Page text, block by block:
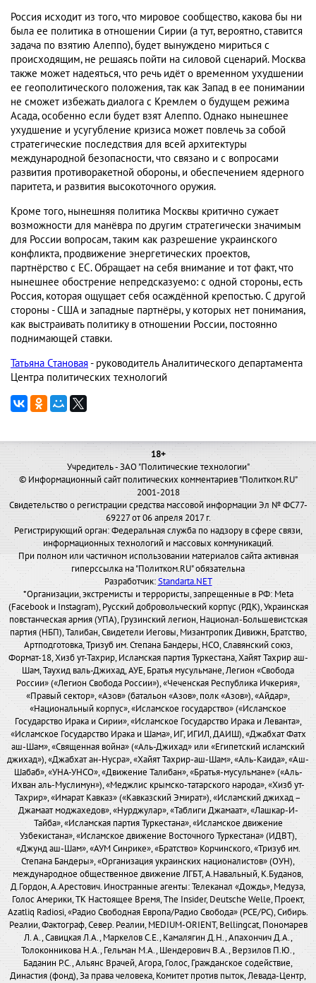
Россия исходит из того, что мировое сообщество, какова бы ни
была ее политика в отношении Сирии (а тут, вероятно, ставится
задача по взятию Алеппо), будет вынуждено мириться с
происходящим, не решаясь пойти на силовой сценарий. Москва
также может надеяться, что речь идёт о временном ухудшении
ее геополитического положения, так как Запад в ее понимании
не сможет избежать диалога с Кремлем о будущем режима
Асада, особенно если будет взят Алеппо. Однако нынешнее
ухудшение и усугубление кризиса может повлечь за собой
стратегические последствия для всей архитектуры
международной безопасности, что связано и с вопросами
развития противоракетной обороны, и обеспечением ядерного
паритета, и развития высокоточного оружия.
Кроме того, нынешняя политика Москвы критично сужает
возможности для манёвра по другим стратегически значимым
для России вопросам, таким как разрешение украинского
конфликта, продвижение энергетических проектов,
партнёрство с ЕС. Обращает на себя внимание и тот факт, что
нынешнее обострение непредсказуемо: с одной стороны, есть
Россия, которая ощущает себя осаждённой крепостью. С другой
стороны - США и западные партнёры, у которых нет понимания,
как выстраивать политику в отношении России, постоянно
поднимающей ставки.
Татьяна Становая- руководитель Аналитического департамента
Центра политических технологий
18+
Учредитель - ЗАО "Политические технологии"
© Информационный сайт политических комментариев "Политком.RU"
2001-2018
Свидетельство о регистрации средства массовой информации Эл № ФС77-
69227 от 06 апреля 2017 г.
Регистрирующий орган: Федеральная служба по надзору в сфере связи,
информационных технологий и массовых коммуникаций.
При полном или частичном использовании материалов сайта активная
гиперссылка на "Политком.RU" обязательна
Разработчик:Standarta.NET
*Организации, экстремисты и террористы, запрещенные в РФ: Meta
(Facebook и Instagram), Русский добровольческий корпус (РДК), Украинская
повстанческая армия (УПА), Грузинский легион, Национал-Большевистская
партия (НБП), Талибан, Свидетели Иеговы, Мизантропик Дивижн, Братство,
Артподготовка, Тризуб им. Степана Бандеры, НСО, Славянский союз,
Формат-18, Хизб ут-Тахрир, Исламская партия Туркестана, Хайят Тахрир аш-
Шам, Таухид валь-Джихад, АУЕ, Братья мусульмане, Легион «Свобода
России» («Легион Свобода России»), «Чеченская Республика Ичкерия»,
«Правый сектор», «Азов» (батальон «Азов», полк «Азов»), «Айдар»,
«Национальный корпус», «Исламское государство» («Исламское
Государство Ирака и Сирии», «Исламское Государство Ирака и Леванта»,
«Исламское Государство Ирака и Шама», ИГ, ИГИЛ, ДАИШ), «Джабхат Фатх
аш-Шам», «Священная война» («Аль-Джихад» или «Египетский исламский
джихад»), «Джабхат ан-Нусра», «Хайят Тахрир-аш-Шам», «Аль-Каида», «Аш-
Шабаб», «УНА-УНСО», «Движение Талибан», «Братья-мусульмане» («Аль-
Ихван аль-Муслимун»), «Меджлис крымско-татарского народа», «Хизб ут-
Тахрир», «Имарат Кавказ» («Кавказский Эмират»), «Исламский джихад –
Джамаат моджахедов», «Нурджулар», «Таблиги Джамаат», «Лашкар-И-
Тайба», «Исламская партия Туркестана», «Исламское движение
Узбекистана», «Исламское движение Восточного Туркестана» (ИДВТ),
«Джунд аш-Шам», «АУМ Синрике», «Братство» Корчинского, «Тризуб им.
Степана Бандеры», «Организация украинских националистов» (ОУН),
международное общественное движение ЛГБТ, А.Навальный, К.Буданов,
Д.Гордон, А.Арестович. Иностранные агенты: Телеканал «Дождь», Медуза,
Голос Америки, ТК Настоящее Время, The Insider, Deutsche Welle, Проект,
Azatliq Radiosi, «Радио Свободная Европа/Радио Свобода» (PCE/PC), Сибирь.
Реалии, Фактограф, Север. Реалии, MEDIUM-ORIENT, Bellingcat, Пономарев
Л. А., Савицкая Л.А., Маркелов С.Е., Камалягин Д.Н., Апахончич Д.А.,
Толоконникова Н.А., Гельман М.А., Шендерович В.А., Верзилов П.Ю.,
Баданин Р.С., Альянс Врачей, Агора, Голос, Гражданское содействие,
Династия (фонд), За права человека, Комитет против пыток, Левада-Центр,